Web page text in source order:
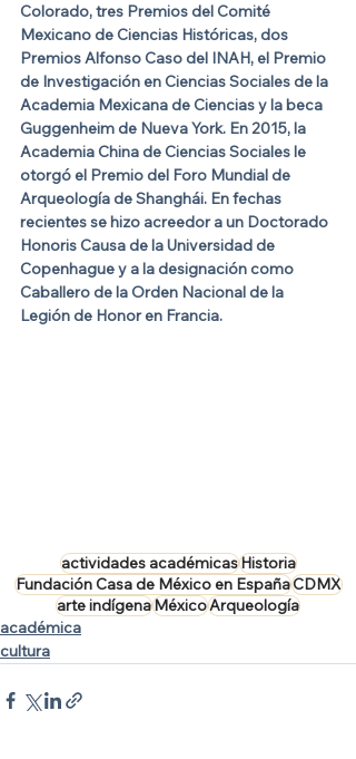
Colorado, tres Premios del Comité
Mexicano de Ciencias Históricas, dos
Premios Alfonso Caso del INAH, el Premio
de Investigación en Ciencias Sociales de la
Academia Mexicana de Ciencias y la beca
Guggenheim de Nueva York. En 2015, la
Academia China de Ciencias Sociales le
otorgó el Premio del Foro Mundial de
Arqueología de Shanghái. En fechas
recientes se hizo acreedor a un Doctorado
Honoris Causa de la Universidad de
Copenhague y a la designación como
Caballero de la Orden Nacional de la
Legión de Honor en Francia.
actividades académicasHistoria
Fundación Casa de México en EspañaCDMX
arte indígenaMéxicoArqueología
académica
cultura